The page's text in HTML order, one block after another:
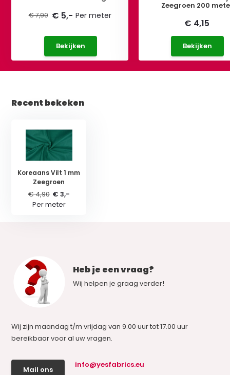
€ 7,90 € 5,- Per meter
Bekijken
Zeegroen 200
€ 4,15
Bekijken
Recent bekeken
Koreaans Vilt 1 mm
Zeegroen
€ 4,90 € 3,-
Per meter
Heb je een vraag?
Wij helpen je graag verder!
Wij zijn maandag t/m vrijdag van 9.00 uur tot 17.00 uur
bereikbaar voor al uw vragen.
Mail ons
info@yesfabrics.eu